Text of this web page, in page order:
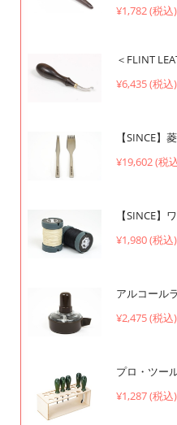
¥1,782 (税込)
＜FLINT
¥6,435 (税込)
【SINCE】
¥19,602 (税
【SINCE】
¥1,980 (税込)
アルコール
¥2,475 (税込)
プロ・ツー
¥1,287 (税込)